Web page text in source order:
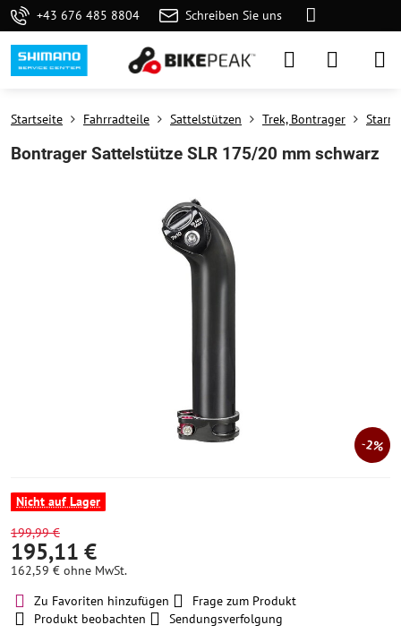
+43 676 485 8804 Schreiben Sie uns
2%
Startseite Fahrradteile Sattelstützen Trek, Bontrager
Bontrager Sattelstütze SLR 175/20 mm schwarz
Nicht auf Lager
199,99 €
195,11 €
162,59 € ohne MwSt.
Zu Favoriten hinzufügen
Frage zum Produkt
Produkt beobachten
Sendungsverfolgung